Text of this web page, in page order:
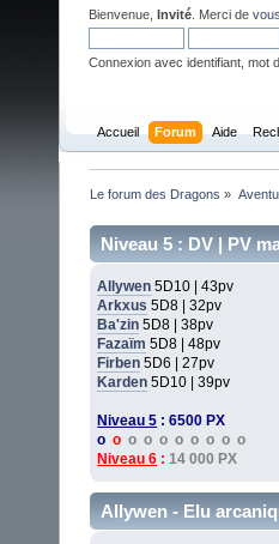
Bienvenue, Invité . Merci de
Connexion avec identifiant, mot
Accueil Forum Aide
Le forum des Dragons »
Niveau 5 : DV | PV
Allywen 5D10 | 43pv
Arkxus 5D8 | 32pv
Ba'zin 5D8 | 38pv
Fazaïm 5D8 | 48pv
Firben 5D6 | 27pv
Karden 5D10 | 39pv
Niveau 5 : 6500 PX
oo o o o o o o o o
Niveau 6 : 14 000 PX
Allywen - Elu